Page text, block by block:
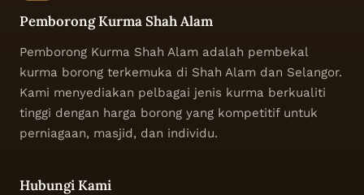
Pemborong Kurma Shah Alam
Pemborong Kurma Shah Alam adalah pembekal
kurma borong terkemuka di Shah Alam dan Selangor.
Kami menyediakan pelbagai jenis kurma berkualiti
tinggi dengan harga borong yang kompetitif untuk
perniagaan, masjid, dan individu.
Hubungi Kami